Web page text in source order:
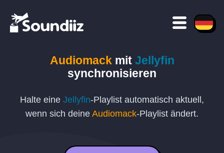
Audiomackmit Jellyfin
synchronisieren
Halte eine Jellyfin-Playlist automatisch aktuell,
wenn sich deine Audiomack-Playlist ändert.